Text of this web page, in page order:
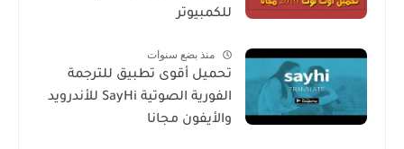
للكمبيوتر
منذ بضع سنوات
تحميل أقوى تطبيق للترجمة
الفورية الصوتية SayHi للأندرويد
والأيفون مجانا